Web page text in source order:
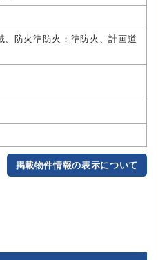
防火準防火：準防火、計画道
掲載物件情報の表示について